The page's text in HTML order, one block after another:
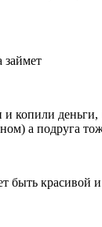
займет
и копили
а подруга
быть